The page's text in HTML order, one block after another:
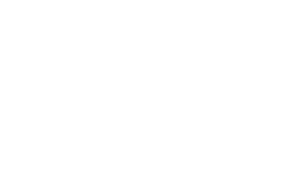
_context) =>